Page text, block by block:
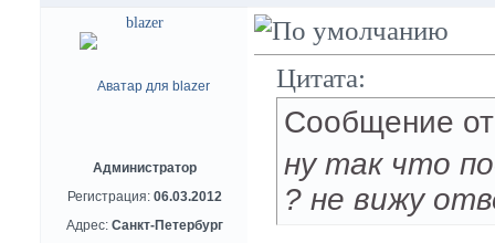
blazer
Администратор
Регистрация: 06.03.2012
Адрес: Санкт-Петербург
Цитата:
Сообщение
ну так что
? не вижу